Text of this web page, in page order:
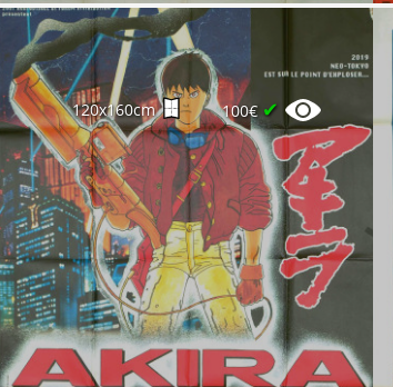
120x160cm 100€ ✔